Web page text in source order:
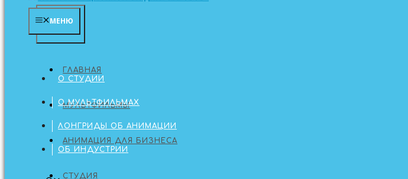
МЕНЮ
ГЛАВНАЯ
МУЛЬТФИЛЬМЫ
АНИМАЦИЯ ДЛЯ БИЗНЕСА
СТУДИЯ
МЕНЮ
О СТУДИИ
О МУЛЬТФИЛЬМАХ
ЛОНГРИДЫ ОБ АНИМАЦИИ
ОБ ИНДУСТРИИ